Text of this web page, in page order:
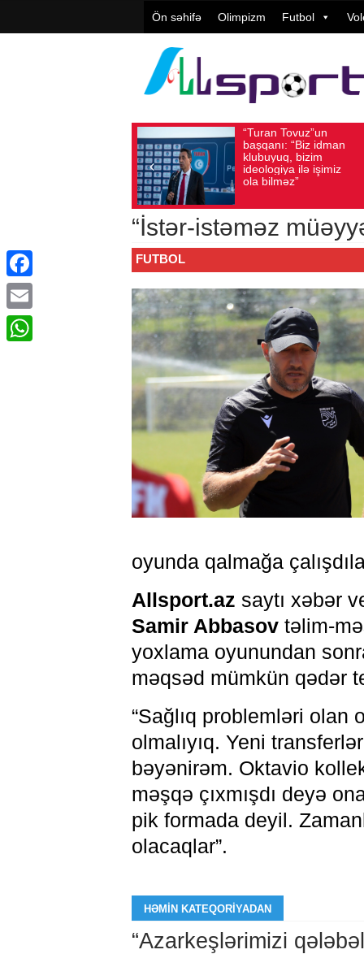
Ön səhifə Olimpizm Futbol
başqanı: “Biz idman
klubuyuq, bizim
ideologiya ilə işimiz
ola bilməz”
Vüqar
yüksək
Avqust 05, 2026
“İstər-istəməz
FUTBOL
oyunda qalmağa
Allsport.az saytı xəbər
Samir Abbasovtəlim-
yoxlama oyunundan
məqsəd mümkün qədər
“Sağlıq problemləri olan
olmalıyıq. Yeni
bəyənirəm. Oktavio
məşqə çıxmışdı deyə
pik formada deyil.
olacaqlar”.
HƏMIN KATEQORIYADAN
“Azarkeşlərimizi
Facebook
Email